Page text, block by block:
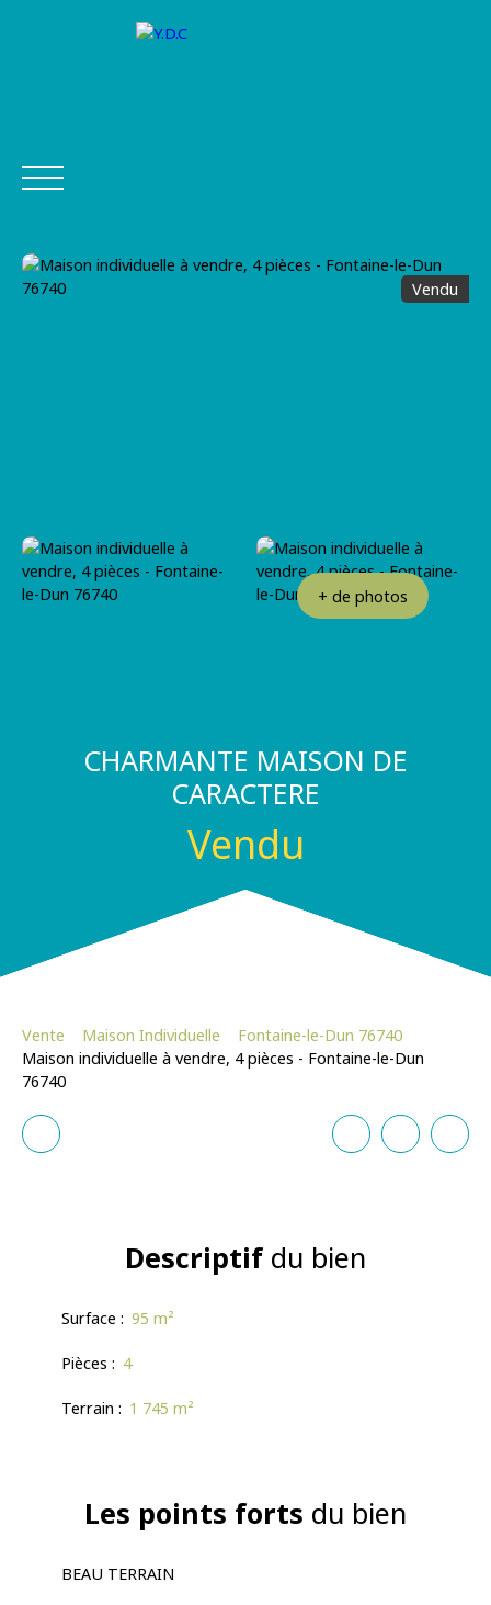
ASSURANCE
Vendu
+ de photos
CHARMANTE MAISON DE
CARACTERE
Vendu
Vente Maison Individuelle
Fontaine-le-Dun 76740
Maison individuelle à vendre, 4 pièces - Fontaine-le-Dun
76740
Descriptifdu bien
Surface : 95 m²
Pièces : 4
Terrain : 1 745 m²
Les points forts du bien
BEAU TERRAIN